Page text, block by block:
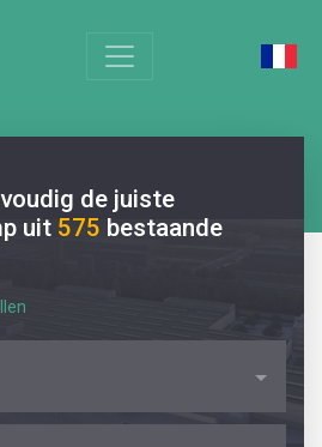
de juiste
uit 575 bestaande